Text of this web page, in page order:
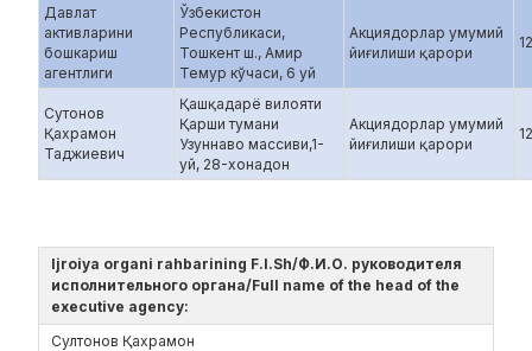
Давлат
активларини
бошкариш
агентлиги
Ўзбекистон
Республикаси,
Тошкент ш., Амир
Темур кўчаси, 6 уй
Акциядорлар умумий
йиғилиши қарори
Cутонов
Қахрамон
Таджиевич
Қашқадарё вилояти
Қарши тумани
Узуннаво массиви,1-
уй, 28-хонадон
Акциядорлар умумий
йиғилиши қарори
Ijroiya organi rahbarining F.I.Sh/Ф.И.О. руководителя
исполнительного органа/Full name of the head of the
executive agency:
Султонов Қахрамон